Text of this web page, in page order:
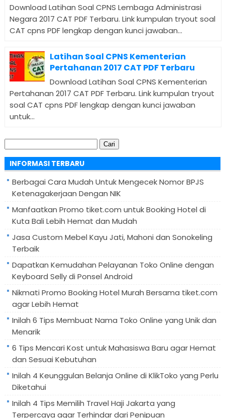
Download Latihan Soal CPNS Lembaga Administrasi
Negara 2017 CAT PDF Terbaru. Link kumpulan tryout soal
CAT cpns PDF lengkap dengan kunci jawaban...
Latihan Soal CPNS Kementerian
Pertahanan 2017 CAT PDF Terbaru
Download Latihan Soal CPNS Kementerian
Pertahanan 2017 CAT PDF Terbaru. Link kumpulan tryout
soal CAT cpns PDF lengkap dengan kunci jawaban
untuk...
untuk:
INFORMASI TERBARU
Berbagai Cara Mudah Untuk Mengecek Nomor BPJS
Ketenagakerjaan Dengan NIK
Manfaatkan Promo tiket.com untuk Booking Hotel di
Kuta Bali Lebih Hemat dan Mudah
Jasa Custom Mebel Kayu Jati, Mahoni dan Sonokeling
Terbaik
Dapatkan Kemudahan Pelayanan Toko Online dengan
Keyboard Selly di Ponsel Android
Nikmati Promo Booking Hotel Murah Bersama tiket.com
agar Lebih Hemat
Inilah 6 Tips Membuat Nama Toko Online yang Unik dan
Menarik
6 Tips Mencari Kost untuk Mahasiswa Baru agar Hemat
dan Sesuai Kebutuhan
Inilah 4 Keunggulan Belanja Online di KlikToko yang Perlu
Diketahui
Inilah 4 Tips Memilih Travel Haji Jakarta yang
Terpercaya agar Terhindar dari Penipuan